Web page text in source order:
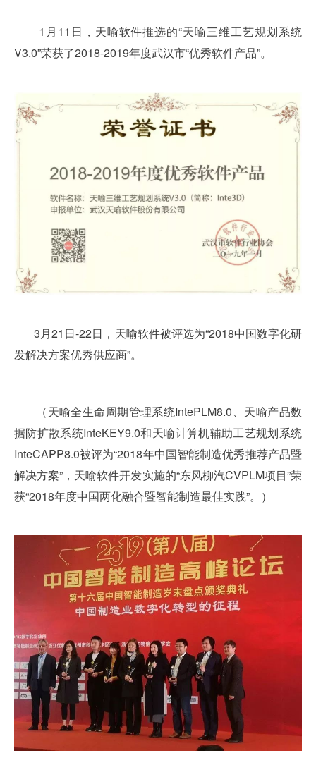
1月11日，天喻软件推选的“天喻三维工艺规划系统
V3.0”荣获了2018-2019年度武汉市“优秀软件产品”。
3月21日-22日，天喻软件被评选为“2018中国数字化研
发解决方案优秀供应商”。
（天喻全生命周期管理系统IntePLM8.0、天喻产品数
据防扩散系统InteKEY9.0和天喻计算机辅助工艺规划系统
InteCAPP8.0被评为“2018年中国智能制造优秀推荐产品暨
解决方案”，天喻软件开发实施的“东风柳汽CVPLM项目”荣
获“2018年度中国两化融合暨智能制造最佳实践”。）